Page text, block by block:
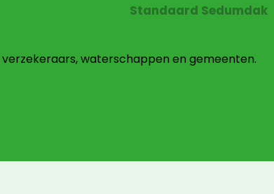
Standaard Sedumdak
waterschappen en gemeenten.